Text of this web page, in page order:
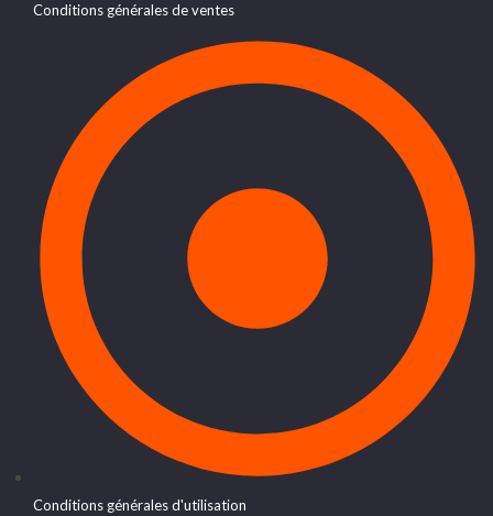
Conditions générales de ventes
Conditions générales d'utilisation